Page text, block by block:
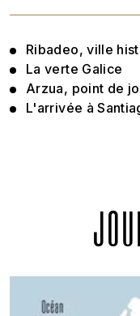
Ribadeo, ville
La verte Galice
Arzua, point de
L'arrivée à